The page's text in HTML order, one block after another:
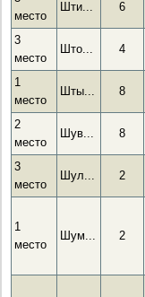
место
Шти... 6
3
место
Што... 4
1
место
Шты... 8
2
место
Шув... 8
3
место
Шул... 2
1
место
Шум... 2